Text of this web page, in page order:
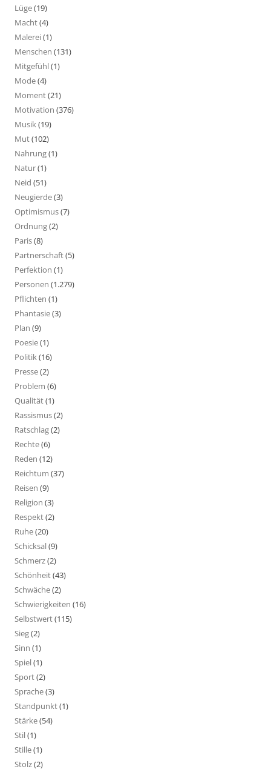
Lüge(19)
Macht(4)
Malerei(1)
Menschen (131)
Mitgefühl(1)
Mode(4)
Moment(21)
Motivation (376)
Musik(19)
Mut(102)
Nahrung(1)
Natur(1)
Neid (51)
Neugierde(3)
Optimismus(7)
Ordnung(2)
Paris(8)
Partnerschaft(5)
Perfektion (1)
Personen (1.279)
Pflichten (1)
Phantasie(3)
Plan (9)
Poesie(1)
Politik(16)
Presse(2)
Problem (6)
Qualität(1)
Rassismus(2)
Ratschlag(2)
Rechte(6)
Reden (12)
Reichtum (37)
Reisen (9)
Religion (3)
Respekt(2)
Ruhe(20)
Schicksal(9)
Schmerz(2)
Schönheit(43)
Schwäche(2)
Schwierigkeiten (16)
Selbstwert(115)
Sieg(2)
Sinn (1)
Spiel(1)
Sport(2)
Sprache(3)
Standpunkt(1)
Stärke(54)
Stil(1)
Stille(1)
Stolz(2)